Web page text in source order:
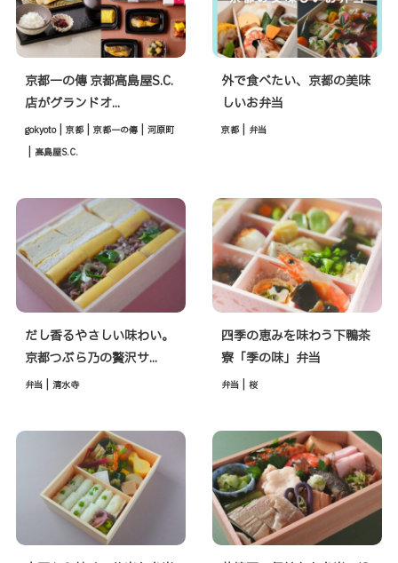
京都一の傳 京都髙島屋S.C.
店がグランドオ...
gokyoto | 京都 | 京都一の傳 | 河原町
| 髙島屋S.C.
外で食べたい、京都の美味
しいお弁当
京都 | 弁当
だし香るやさしい味わい。
京都つぶら乃の贅沢サ...
弁当 | 清水寺
四季の恵みを味わう下鴨茶
寮「季の味」弁当
弁当 | 桜